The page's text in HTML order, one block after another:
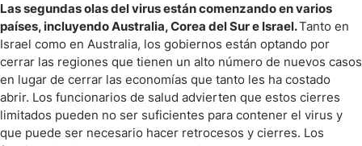
Las segundas olas del virus están comenzando en varios
países, incluyendo Australia, Corea del Sur e Israel.Tanto en
Israel como en Australia, los gobiernos están optando por
cerrar las regiones que tienen un alto número de nuevos casos
en lugar de cerrar las economías que tanto les ha costado
abrir. Los funcionarios de salud advierten que estos cierres
limitados pueden no ser suficientes para contener el virus y
que puede ser necesario hacer retrocesos y cierres. Los